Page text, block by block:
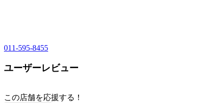
011-595-8455
ユーザーレビュー
この店舗を応援する！